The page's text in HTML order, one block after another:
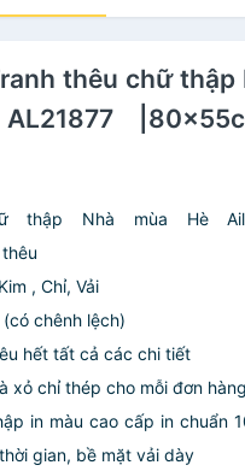
thêu chữ thập
thập Nhà mùa Hè
, Chỉ, Vải
chênh lệch)
hết tất cả các chi tiết
xỏ chỉ thép cho mỗi đơn hàng
in màu cao cấp in chuẩn
gian, bề mặt vải dày